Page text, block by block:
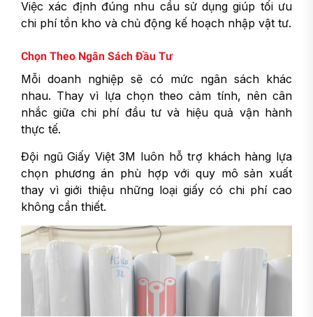
Việc xác định đúng nhu cầu sử dụng giúp tối ưu
chi phí tồn kho và chủ động kế hoạch nhập vật tư.
Chọn Theo Ngân Sách Đầu Tư
Mỗi doanh nghiệp sẽ có mức ngân sách khác
nhau. Thay vì lựa chọn theo cảm tính, nên cân
nhắc giữa chi phí đầu tư và hiệu quả vận hành
thực tế.
Đội ngũ Giấy Việt 3M luôn hỗ trợ khách hàng lựa
chọn phương án phù hợp với quy mô sản xuất
thay vì giới thiệu những loại giấy có chi phí cao
không cần thiết.